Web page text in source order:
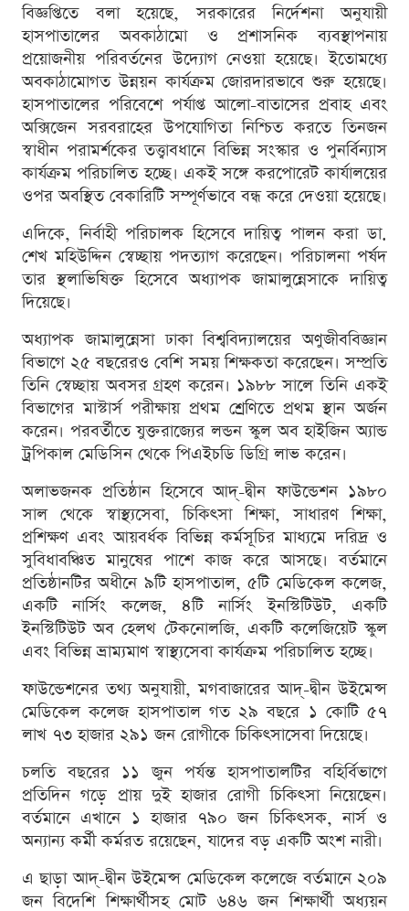
বিজ্ঞপ্তিতে বলা হয়েছে, সরকারের নির্দেশনা অনুযায়ী
হাসপাতালের অবকাঠামো ও প্রশাসনিক ব্যবস্থাপনায়
প্রয়োজনীয় পরিবর্তনের উদ্যোগ নেওয়া হয়েছে। ইতোমধ্যে
অবকাঠামোগত উন্নয়ন কার্যক্রম জোরদারভাবে শুরু হয়েছে।
হাসপাতালের পরিবেশে পর্যাপ্ত আলো-বাতাসের প্রবাহ এবং
অক্সিজেন সরবরাহের উপযোগিতা নিশ্চিত করতে তিনজন
স্বাধীন পরামর্শকের তত্ত্বাবধানে বিভিন্ন সংস্কার ও পুনর্বিন্যাস
কার্যক্রম পরিচালিত হচ্ছে। একই সঙ্গে করপোরেট কার্যালয়ের
ওপর অবস্থিত বেকারিটি সম্পূর্ণভাবে বন্ধ করে দেওয়া হয়েছে।
এদিকে, নির্বাহী পরিচালক হিসেবে দায়িত্ব পালন করা ডা.
শেখ মহিউদ্দিন স্বেচ্ছায় পদত্যাগ করেছেন। পরিচালনা পর্ষদ
তার স্থলাভিষিক্ত হিসেবে অধ্যাপক জামালুন্নেসাকে দায়িত্ব
দিয়েছে।
অধ্যাপক জামালুন্নেসা ঢাকা বিশ্ববিদ্যালয়ের অণুজীববিজ্ঞান
বিভাগে ২৫ বছরেরও বেশি সময় শিক্ষকতা করেছেন। সম্প্রতি
তিনি স্বেচ্ছায় অবসর গ্রহণ করেন। ১৯৮৮ সালে তিনি একই
বিভাগের মাস্টার্স পরীক্ষায় প্রথম শ্রেণিতে প্রথম স্থান অর্জন
করেন। পরবর্তীতে যুক্তরাজ্যের লন্ডন স্কুল অব হাইজিন অ্যান্ড
ট্রপিকাল মেডিসিন থেকে পিএইচডি ডিগ্রি লাভ করেন।
অলাভজনক প্রতিষ্ঠান হিসেবে আদ্-দ্বীন ফাউন্ডেশন ১৯৮০
সাল থেকে স্বাস্থ্যসেবা, চিকিৎসা শিক্ষা, সাধারণ শিক্ষা,
প্রশিক্ষণ এবং আয়বর্ধক বিভিন্ন কর্মসূচির মাধ্যমে দরিদ্র ও
সুবিধাবঞ্চিত মানুষের পাশে কাজ করে আসছে। বর্তমানে
প্রতিষ্ঠানটির অধীনে ৯টি হাসপাতাল, ৫টি মেডিকেল কলেজ,
একটি নার্সিং কলেজ, ৪টি নার্সিং ইনস্টিটিউট, একটি
ইনস্টিটিউট অব হেলথ টেকনোলজি, একটি কলেজিয়েট স্কুল
এবং বিভিন্ন ভ্রাম্যমাণ স্বাস্থ্যসেবা কার্যক্রম পরিচালিত হচ্ছে।
ফাউন্ডেশনের তথ্য অনুযায়ী, মগবাজারের আদ্-দ্বীন উইমেন্স
মেডিকেল কলেজ হাসপাতাল গত ২৯ বছরে ১ কোটি ৫৭
লাখ ৭৩ হাজার ২৯১ জন রোগীকে চিকিৎসাসেবা দিয়েছে।
চলতি বছরের ১১ জুন পর্যন্ত হাসপাতালটির বহির্বিভাগে
প্রতিদিন গড়ে প্রায় দুই হাজার রোগী চিকিৎসা নিয়েছেন।
বর্তমানে এখানে ১ হাজার ৭৯০ জন চিকিৎসক, নার্স ও
অন্যান্য কর্মী কর্মরত রয়েছেন, যাদের বড় একটি অংশ নারী।
এ ছাড়া আদ্-দ্বীন উইমেন্স মেডিকেল কলেজে বর্তমানে ২০৯
জন বিদেশি শিক্ষার্থীসহ মোট ৬৪৬ জন শিক্ষার্থী অধ্যয়ন